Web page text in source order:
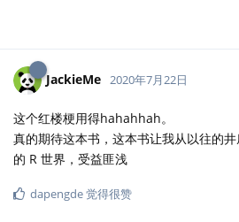
JackieMe 2020年7月22日
这个红楼梗用得hahahhah。
真的期待这本书，这本书让我从以往的
的 R 世界，受益匪浅
dapengde觉得很赞